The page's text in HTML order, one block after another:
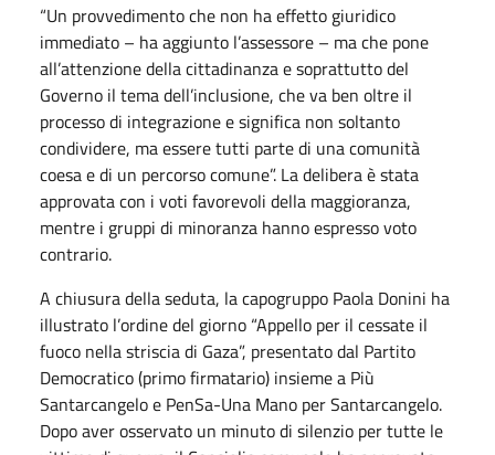
“Un provvedimento che non ha effetto giuridico
immediato – ha aggiunto l’assessore – ma che pone
all’attenzione della cittadinanza e soprattutto del
Governo il tema dell’inclusione, che va ben oltre il
processo di integrazione e significa non soltanto
condividere, ma essere tutti parte di una comunità
coesa e di un percorso comune”. La delibera è stata
approvata con i voti favorevoli della maggioranza,
mentre i gruppi di minoranza hanno espresso voto
contrario.
A chiusura della seduta, la capogruppo Paola Donini ha
illustrato l’ordine del giorno “Appello per il cessate il
fuoco nella striscia di Gaza”, presentato dal Partito
Democratico (primo firmatario) insieme a Più
Santarcangelo e PenSa-Una Mano per Santarcangelo.
Dopo aver osservato un minuto di silenzio per tutte le